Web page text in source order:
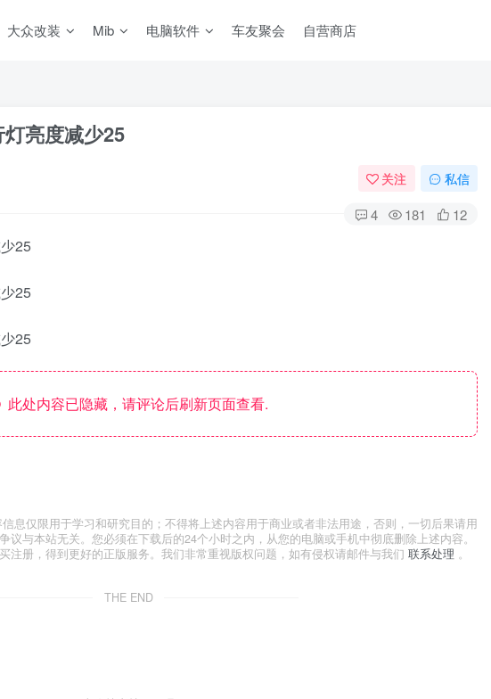
大众改装 Mib 电脑软件 车友聚会 自营商店
亮度减少25
关注 私信
4 181 12
25
25
25
此处内容已隐藏，请评论后刷新页面查看.
息仅限用于学习和研究目的；不得将上述内容用于商业或者非法用途，否则，一切后果请用
议与本站无关。您必须在下载后的24个小时之内，从您的电脑或手机中彻底删除上述内容。
注册，得到更好的正版服务。我们非常重视版权问题，如有侵权请邮件与我们 联系处理 。
THE END